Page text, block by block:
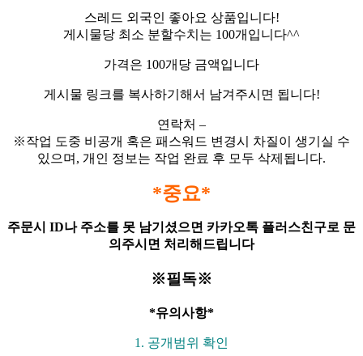
스레드 외국인 좋아요 상품입니다!
게시물당 최소 분할수치는 100개입니다^^
가격은 100개당 금액입니다
게시물 링크를 복사하기해서 남겨주시면 됩니다!
연락처 –
※작업 도중 비공개 혹은 패스워드 변경시 차질이 생기실 수
있으며, 개인 정보는 작업 완료 후 모두 삭제됩니다.
*중요*
주문시 ID나 주소를 못 남기셨으면 카카오톡 플러스친구로 문
의주시면 처리해드립니다
※필독※
*유의사항*
1. 공개범위 확인